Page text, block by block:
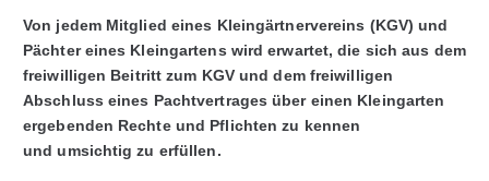
Von jedem Mitglied eines Kleingärtnervereins (KGV) und
Pächter eines Kleingartens wird erwartet, die sich aus dem
freiwilligen Beitritt zum KGV und dem freiwilligen
Abschluss eines Pachtvertrages über einen Kleingarten
ergebenden Rechte und Pflichten zu kennen
und umsichtig zu erfüllen.